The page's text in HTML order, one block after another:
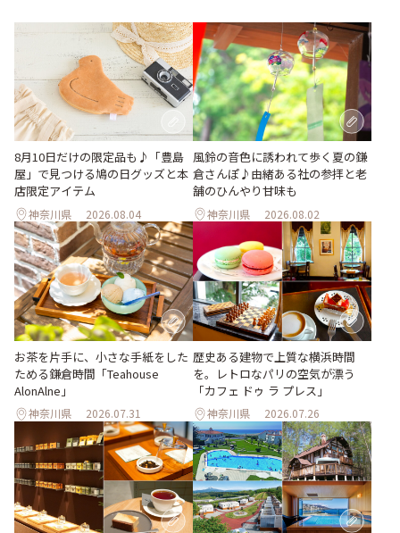
8月10日だけの限定品も♪「豊島
屋」で見つける鳩の日グッズと本
店限定アイテム
神奈川県 2026.08.04
風鈴の音色に誘われて歩く夏の鎌
倉さんぽ♪由緒ある社の参拝と老
舗のひんやり甘味も
神奈川県 2026.08.02
お茶を片手に、小さな手紙をした
ためる鎌倉時間「Teahouse
AlonAlne」
神奈川県 2026.07.31
歴史ある建物で上質な横浜時間
を。レトロなパリの空気が漂う
「カフェ ドゥ ラ プレス」
神奈川県 2026.07.26